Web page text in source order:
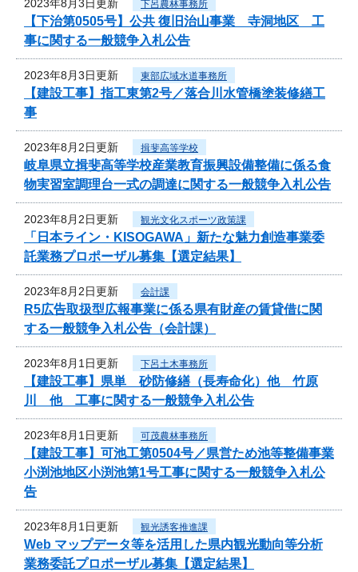
2023年8月3日更新 下呂農林事務所
【下治第0505号】公共 復旧治山事業 寺洞地区 工
事に関する一般競争入札公告
2023年8月3日更新 東部広域水道事務所
【建設工事】指工東第2号／落合川水管橋塗装修繕工
事
2023年8月2日更新 揖斐高等学校
岐阜県立揖斐高等学校産業教育振興設備整備に係る食
物実習室調理台一式の調達に関する一般競争入札公告
2023年8月2日更新 観光文化スポーツ政策課
「日本ライン・KISOGAWA」新たな魅力創造事業委
託業務プロポーザル募集【選定結果】
2023年8月2日更新 会計課
R5広告取扱型広報事業に係る県有財産の賃貸借に関
する一般競争入札公告（会計課）
2023年8月1日更新 下呂土木事務所
【建設工事】県単 砂防修繕（長寿命化）他 竹原
川 他 工事に関する一般競争入札公告
2023年8月1日更新 可茂農林事務所
【建設工事】可池工第0504号／県営ため池等整備事業
小渕池地区小渕池第1号工事に関する一般競争入札公
告
2023年8月1日更新 観光誘客推進課
Web マップデータ等を活用した県内観光動向等分析
業務委託プロポーザル募集【選定結果】